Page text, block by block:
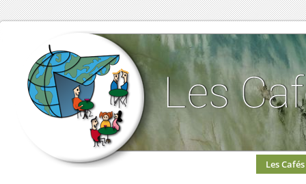
Les Cafés